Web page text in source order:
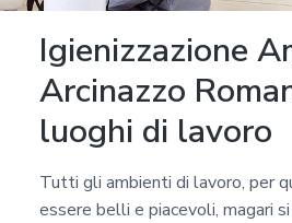
Igienizzazione
Arcinazzo
luoghi di lavoro
Tutti gli ambienti di lavoro, per
essere belli e piacevoli, magari si